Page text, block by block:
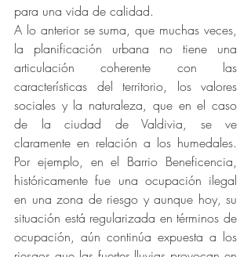
para una vida de calidad.
A lo anterior se suma, que muchas veces,
la planificación urbana no tiene una
articulación coherente con las
características del territorio, los valores
sociales y la naturaleza, que en el caso
de la ciudad de Valdivia, se ve
claramente en relación a los humedales.
Por ejemplo, en el Barrio Beneficencia,
históricamente fue una ocupación ilegal
en una zona de riesgo y aunque hoy, su
situación está regularizada en términos de
ocupación, aún continúa expuesta a los